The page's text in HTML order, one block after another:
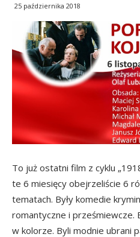
25 października 2018
To już ostatni film z cyklu
te 6 miesięcy obejrzeliście 6
tematach. Były komedie
romantyczne i prześmiewcze.
w kolorze. Byli modnie ubrani